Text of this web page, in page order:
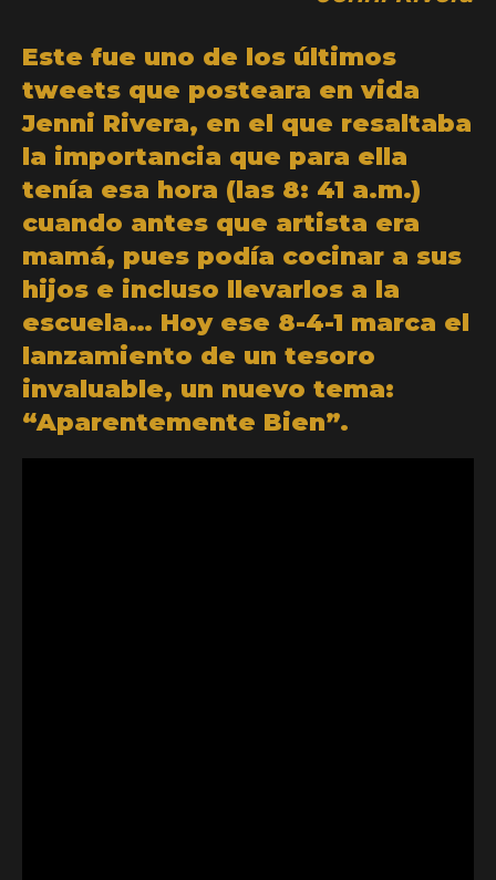
Este fue uno de los últimos
tweets que posteara en vida
Jenni Rivera, en el que resaltaba
la importancia que para ella
tenía esa hora (las 8: 41 a.m.)
cuando antes que artista era
mamá, pues podía cocinar a sus
hijos e incluso llevarlos a la
escuela… Hoy ese 8-4-1 marca el
lanzamiento de un tesoro
invaluable, un nuevo tema:
“Aparentemente Bien”.